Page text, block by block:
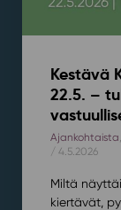
Kestävä
22.5. –
Ajankohtaista
/ 4.5.2026
Miltä
kiertävät,